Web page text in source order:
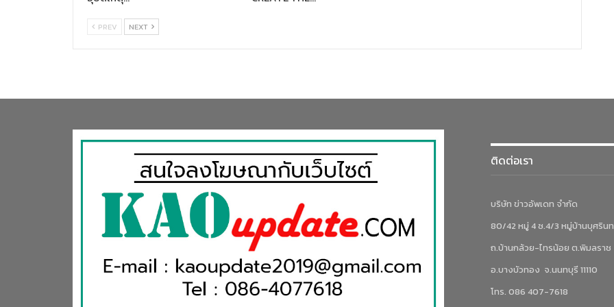
PREV NEXT
ติดต่อเรา
บริษัท ข่าวอัพเดท จำกัด
80/42 หมู่ 4 ซ.4/3 หมู่บ้านบุศริน
ถ.บ้านกล้วย-ไทรน้อย ต.พิมลราช
อ.บางบัวทอง จ.นนทบุรี 11110
โทร. 086 407-7618